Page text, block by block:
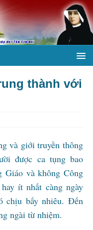
thành với
và giới truyền thông
được ca tụng bao
Giáo và không Công
ít nhất càng ngày
chịu bấy nhiêu. Đến
ngài từ nhiệm.